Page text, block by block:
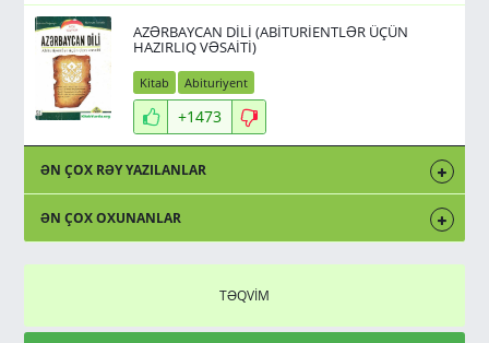
AZƏRBAYCAN DİLİ (ABİTURİENTLƏR ÜÇÜN
HAZIRLIQ VƏSAİTİ)
Kitab Abituriyent
+1473
ƏN ÇOX RƏY YAZILANLAR
ƏN ÇOX OXUNANLAR
TƏQVİM